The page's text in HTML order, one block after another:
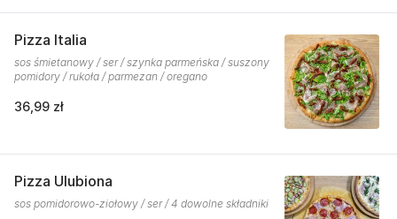
Pizza Italia
sos śmietanowy / ser / szynka parmeńska / suszony
pomidory / rukoła / parmezan / oregano
36,99 zł
Pizza Ulubiona
sos pomidorowo-ziołowy / ser / 4 dowolne składniki